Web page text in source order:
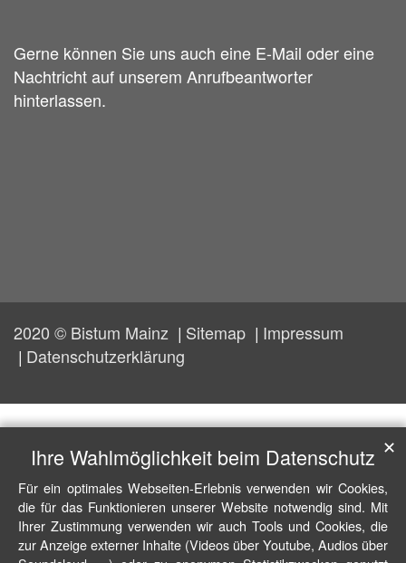
Gerne können Sie uns auch eine E-Mail oder eine
Nachtricht auf unserem Anrufbeantworter
hinterlassen.
2020 © Bistum Mainz Sitemap
Impressum
Datenschutzerklärung
Ihre Wahlmöglichkeit beim Datenschutz
Für ein optimales Webseiten-Erlebnis verwenden wir Cookies,
die für das Funktionieren unserer Website notwendig sind. Mit
Ihrer Zustimmung verwenden wir auch Tools und Cookies, die
zur Anzeige externer Inhalte (Videos über Youtube, Audios über
✕